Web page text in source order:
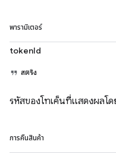
พารามิเตอร์
tokenId
สตริง
รหัสของโทเค็นที่แสดงผลโด
การคืนสินค้า